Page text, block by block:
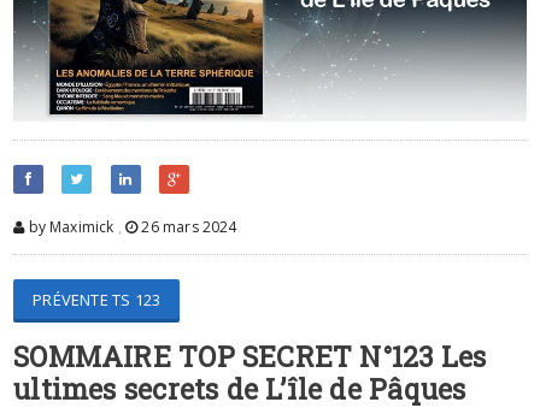
by Maximick , 26 mars 2024
PRÉVENTE TS 123
SOMMAIRE TOP SECRET N°123 Les
ultimes secrets de L’île de Pâques